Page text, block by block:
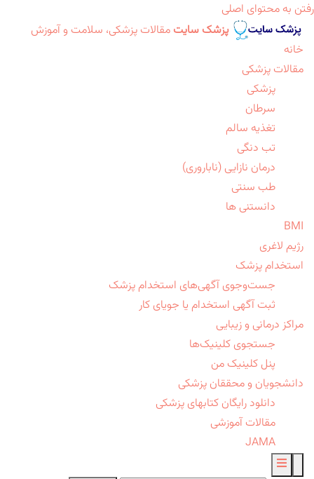
رفتن به محتوای اصلی
پزشک سایت مقالات پزشکی، سلامت و آموزش
خانه
مقالات پزشکی
پزشکی
سرطان
تغذیه سالم
تب دنگی
درمان نازایی (ناباروری)
طب سنتی
دانستنی ها
BMI
رژیم لاغری
استخدام پزشک
جست‌وجوی آگهی‌های استخدام پزشک
ثبت آگهی استخدام یا جویای کار
مراکز درمانی و زیبایی
جستجوی کلینیک‌ها
پنل کلینیک من
دانشجویان و محققان پزشکی
دانلود رایگان کتابهای پزشکی
مقالات آموزشی
JAMA